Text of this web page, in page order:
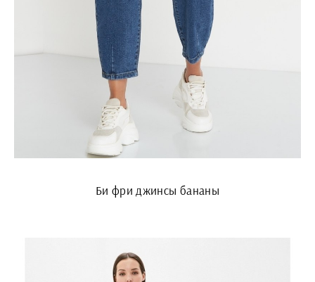
Би фри джинсы бананы